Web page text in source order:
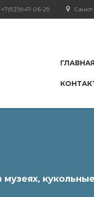
+7(921)947-06-29